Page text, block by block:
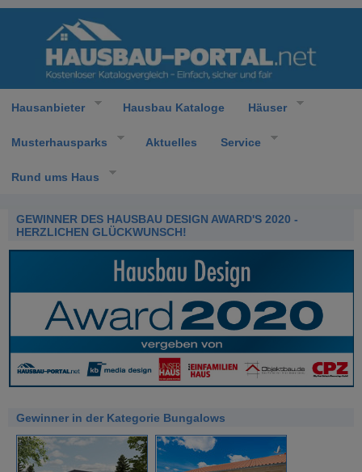
Hausanbieter Hausbau Kataloge Häuser
Musterhausparks Aktuelles Service
Rund ums Haus
GEWINNER DES HAUSBAU DESIGN AWARD'S 2020 -
HERZLICHEN GLÜCKWUNSCH!
Gewinner in der Kategorie Bungalows